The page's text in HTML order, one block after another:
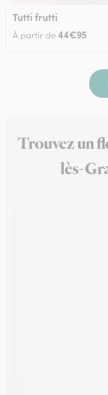
Tutti frutti
À partir de44€95
Trouvez un
lès-